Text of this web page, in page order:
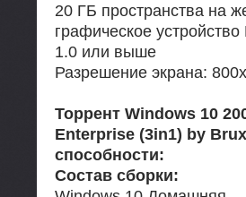
20 ГБ пространства на
графическое
1.0 или выше
Разрешение экрана:
Торрент Windows 10
Enterprise (3in1) by
способности:
Cостав сборки: